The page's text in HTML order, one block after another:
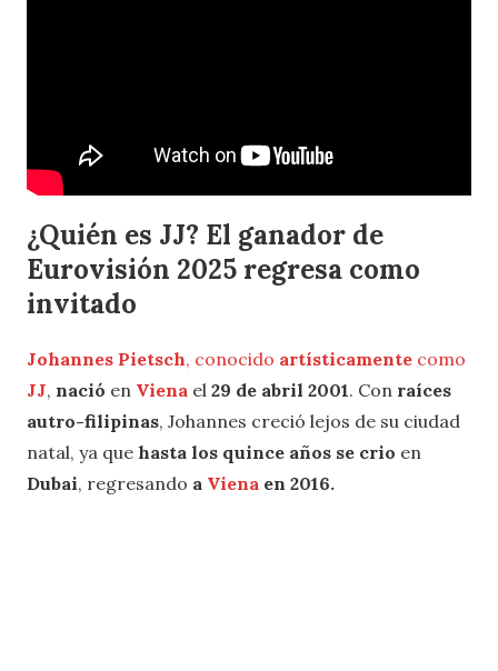
¿Quién es JJ? El ganador de
Eurovisión 2025 regresa como
invitado
Johannes Pietsch, conocido artísticamente como
JJ, nació en Viena el 29 de abril 2001. Con raíces
autro-filipinas, Johannes creció lejos de su ciudad
natal, ya que hasta los quince años se crio en
Dubai, regresando a Viena en 2016.